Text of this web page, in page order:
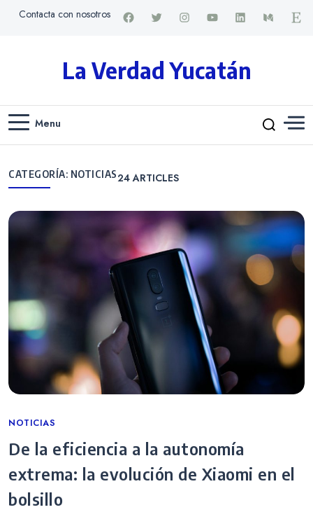
Contacta con nosotros
La Verdad Yucatán
Menu
CATEGORÍA: NOTICIAS24ARTICLES
Categories
NOTICIAS
De la eficiencia a la autonomía
extrema: la evolución de Xiaomi en el
bolsillo